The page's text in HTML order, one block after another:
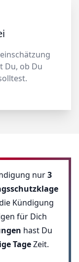
Du, ob Du
nur3
Kündigung
für Dich
hast Du
TageZeit.